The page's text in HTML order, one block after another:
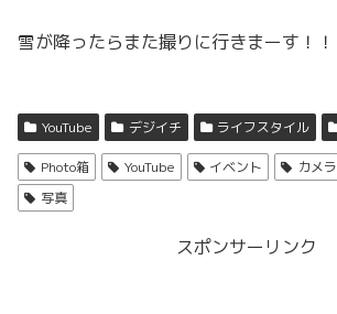
雪が降ったらまた撮りに行きまーす！！
YouTube デジイチ ライフスタイル
Photo箱 YouTube イベント カメラ
写真
スポンサーリンク